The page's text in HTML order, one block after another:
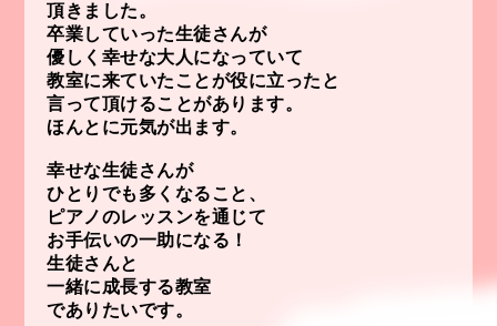
頂きました。
卒業していった生徒さんが
優しく幸せな大人になっていて
教室に来ていたことが役に立ったと
言って頂けることがあります。
ほんとに元気が出ます。
幸せな生徒さんが
ひとりでも多くなること、
ピアノのレッスンを通じて
お手伝いの一助になる！
生徒さんと
一緒に成長する教室
でありたいです。